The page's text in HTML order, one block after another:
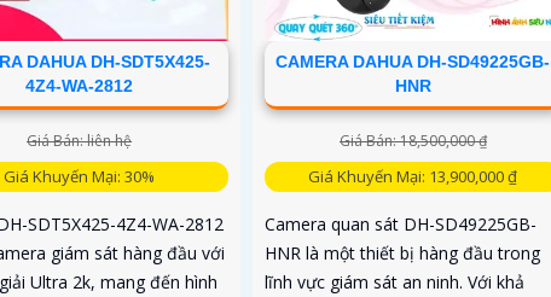
DAHUA DH-SDT5X425-
4Z4-WA-2812
Giá Bán: liên hệ
Giá Khuyến Mại: 30%
SDT5X425-4Z4-WA-2812
giám sát hàng đầu với
Ultra 2k, mang đến hình
CAMERA DAHUA DH-SD49225GB-
HNR
Giá Bán: 18,500,000 ₫
Giá Khuyến Mại: 13,900,000 ₫
Camera quan sát DH-SD49225GB-
HNR là một thiết bị hàng đầu trong
lĩnh vực giám sát an ninh. Với khả